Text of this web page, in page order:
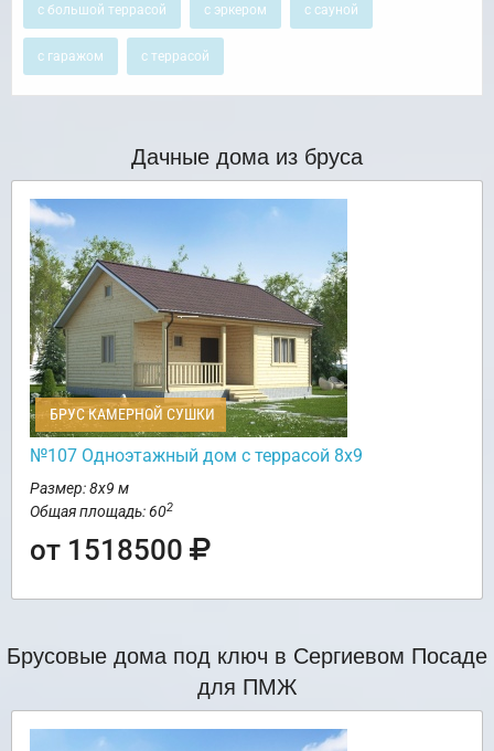
с большой террасой с эркером с сауной
с гаражом с террасой
Дачные дома из бруса
БРУС КАМЕРНОЙ СУШКИ
№107 Одноэтажный дом с террасой 8х9
Размер: 8х9 м
Общая площадь: 602
от 1518500
Брусовые дома под ключ в Сергиевом Посаде
для ПМЖ